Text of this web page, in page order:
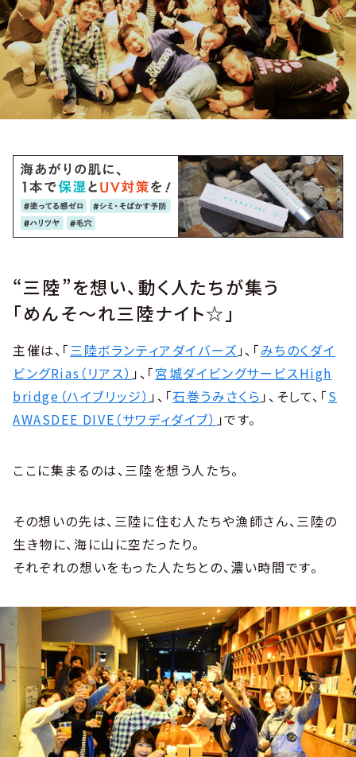
“三陸”を想い、動く人たちが集う
「めんそ〜れ三陸ナイト☆」
主催は、「三陸ボランティアダイバーズ」、「みちのくダイ
ビングRias（リアス） 」、「宮城ダイビングサービスHigh
bridge（ハイブリッジ） 」、「石巻うみさくら」、そして、「S
AWASDEE DIVE（サワディダイブ） 」です。
ここに集まるのは、三陸を想う人たち。
その想いの先は、三陸に住む人たちや漁師さん、三陸の
生き物に、海に山に空だったり。
それぞれの想いをもった人たちとの、濃い時間です。